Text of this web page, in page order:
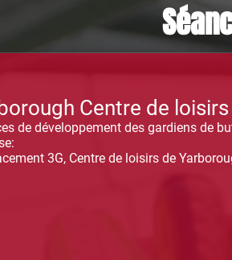
Centre de loisirs
de développement des gardiens de
3G, Centre de loisirs de